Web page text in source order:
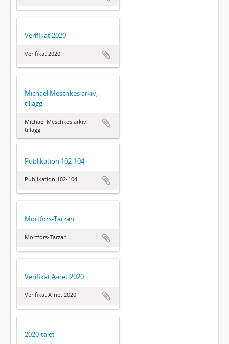
Verifikat 2020
Verifikat 2020
Michael Meschkes arkiv,
tillägg
Michael Meschkes arkiv,
tillägg
Publikation 102-104
Publikation 102-104
Mörtfors-Tarzan
Mörtfors-Tarzan
Verifikat A-net 2020
Verifikat A-net 2020
2020-talet